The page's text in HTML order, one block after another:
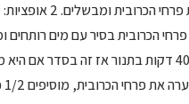
הכרובית ומבשלים. 2 אופציות:
פרחי הכרובית בסיר עם מים